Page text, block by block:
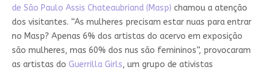
de São Paulo Assis Chateaubriand (Masp) chamou a atenção
dos visitantes. “As mulheres precisam estar nuas para entrar
no Masp? Apenas 6% dos artistas do acervo em exposição
são mulheres, mas 60% dos nus são femininos”, provocaram
as artistas do Guerrilla Girls, um grupo de ativistas